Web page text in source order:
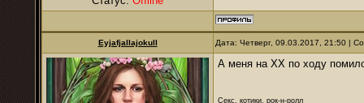
Eyjafjallajokull Дата: Четверг, 09.03.2017, 21:50 |
А меня на ХХ по ходу
Секс, котики, рок-н-ролл